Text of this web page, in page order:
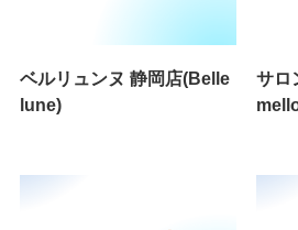
ベルリュンヌ 静岡店(Belle
lune)
サロ